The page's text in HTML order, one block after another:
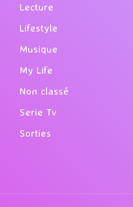
Lecture
Lifestyle
Musique
My Life
Non classé
Serie Tv
Sorties